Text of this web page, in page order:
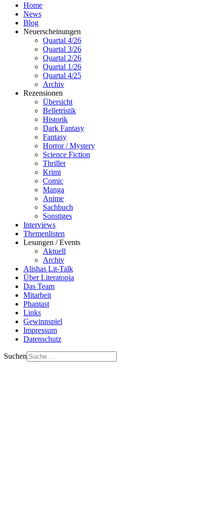
Home
News
Blog
Neuerscheinungen
Quartal 4/26
Quartal 3/26
Quartal 2/26
Quartal 1/26
Quartal 4/25
Archiv
Rezensionen
Übersicht
Belletristik
Historik
Dark Fantasy
Fantasy
Horror / Mystery
Science Fiction
Thriller
Krimi
Comic
Manga
Anime
Sachbuch
Sonstiges
Interviews
Themenlisten
Lesungen / Events
Aktuell
Archiv
Alishas Lit-Talk
Über Literatopia
Das Team
Mitarbeit
Phantast
Links
Gewinnspiel
Impressum
Datenschutz
Suchen